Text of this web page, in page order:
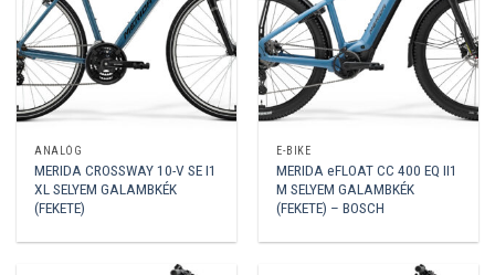
ANALÓG
MERIDA CROSSWAY 10-V SE I1
XL SELYEM GALAMBKÉK
(FEKETE)
E-BIKE
MERIDA eFLOAT CC 400 EQ II1
M SELYEM GALAMBKÉK
(FEKETE) – BOSCH